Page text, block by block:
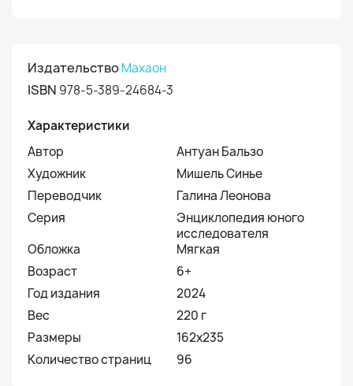
ИздательствоМахаон
ISBN 978-5-389-24684-3
Характеристики
Автор
Антуан Бальзо
Художник
Мишель Синье
Переводчик
Галина Леонова
Серия
Энциклопедия юного
исследователя
Обложка
Мягкая
Возраст
6+
Год издания
2024
Вес
220 г
Размеры
162х235
Количество страниц
96